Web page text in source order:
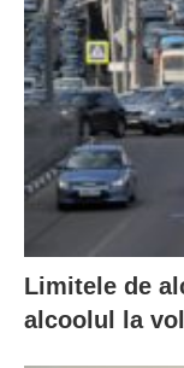
Limitele de
alcoolul la